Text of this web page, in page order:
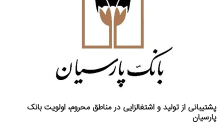
پشتیبانی از تولید و اشتغالزایی در مناطق محروم، اولویت بانک
پارسیان